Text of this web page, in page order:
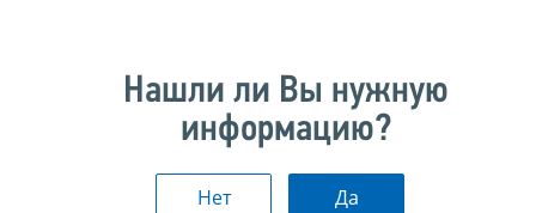
Нашли ли Вы нужную
информацию?
Нет Да